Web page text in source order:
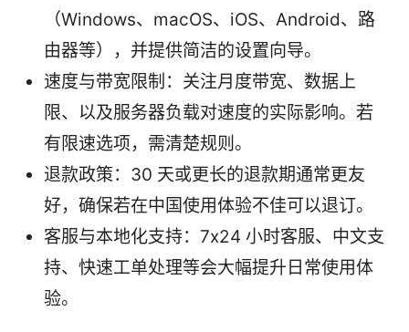
（Windows、macOS、iOS、Android、路
由器等），并提供简洁的设置向导。
速度与带宽限制：关注月度带宽、数据上
限、以及服务器负载对速度的实际影响。若
有限速选项，需清楚规则。
退款政策：30 天或更长的退款期通常更友
好，确保若在中国使用体验不佳可以退订。
客服与本地化支持：7x24 小时客服、中文支
持、快速工单处理等会大幅提升日常使用体
验。